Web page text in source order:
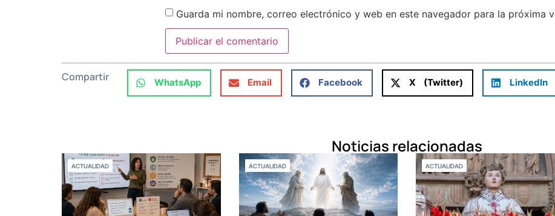
Guarda mi nombre, correo electrónico y web en este navegador para la próxima
Compartir WhatsApp Email Facebook X (Twitter) LinkedIn
Noticias relacionadas
ACTUALIDAD ACTUALIDAD ACTUALIDAD